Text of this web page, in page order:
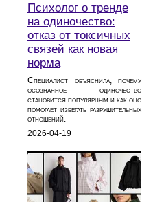
Психолог о тренде
на одиночество:
отказ от токсичных
связей как новая
норма
Специалист объяснила, почему
осознанное одиночество
становится популярным и как оно
помогает избегать разрушительных
отношений.
2026-04-19